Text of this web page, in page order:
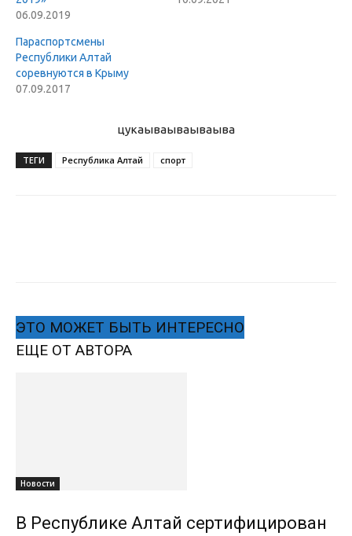
06.09.2019
Параспортсмены
Республики Алтай
соревнуются в Крыму
07.09.2017
цукаываываываыва
ТЕГИ Республика Алтай спорт
ЭТО МОЖЕТ БЫТЬ ИНТЕРЕСНО
ЕЩЕ ОТ АВТОРА
Новости
В Республике Алтай сертифицирован